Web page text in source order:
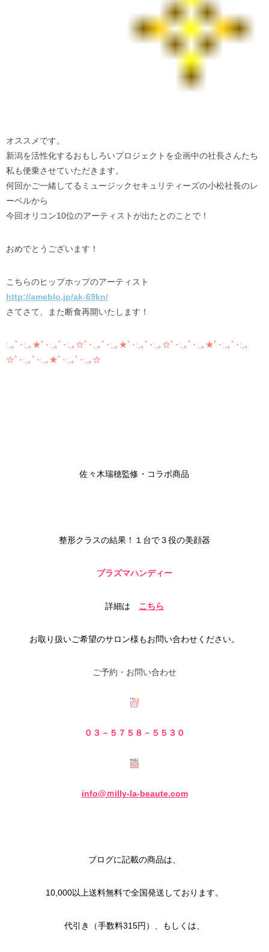
オススメです。
新潟を活性化するおもしろいプロジェクトを企画中の社長さんたち
私も便乗させていただきます。
何回かご一緒してるミュージックセキュリティーズの小松社長のレ
ーベルから
今回オリコン10位のアーティストが出たとのことで！
おめでとうございます！
こちらのヒップホップのアーティスト
http://ameblo.jp/ak-69kn/
さてさて、また断食再開いたします！
:,｡ﾟ･:,｡★ﾟ･:,｡ﾟ･:,｡☆ﾟ･:,｡ﾟ･:,｡★ﾟ･:,｡ﾟ･:,｡☆ﾟ･:,｡ﾟ･:,｡★ﾟ･:,｡ﾟ･:,｡
☆ﾟ･:,｡ﾟ･:,｡★ﾟ･:,｡ﾟ･:,｡☆
佐々木瑞穂監修・コラボ商品
整形クラスの結果！ １台で３役の美顔器
プラズマハンディー
詳細は こちら
お取り扱いご希望のサロン様もお問い合わせください。
ご予約・お問い合わせ
０３－５７５８－５ ５３０
info@ｍilly-la-beaute.com
ブログに記載の商品は、
10,000以上送料無料で全国発送しております。
代引き（手数料315円）、もしくは、